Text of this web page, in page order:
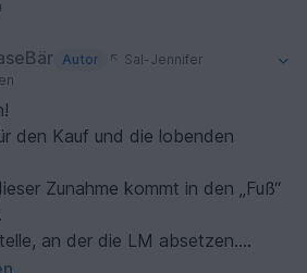
Autor
Sal-Jennifer
den Kauf und die lobenden
Zunahme kommt in den „Fuß“
an der die LM absetzen.